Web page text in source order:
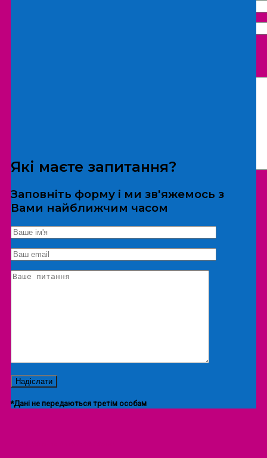
*Дані не передаються третім особам
Екскурсія/локація
Які маєте запитання?
Заповніть форму і ми зв'яжемось з
Вами найближчим часом
*Дані не передаються третім особам